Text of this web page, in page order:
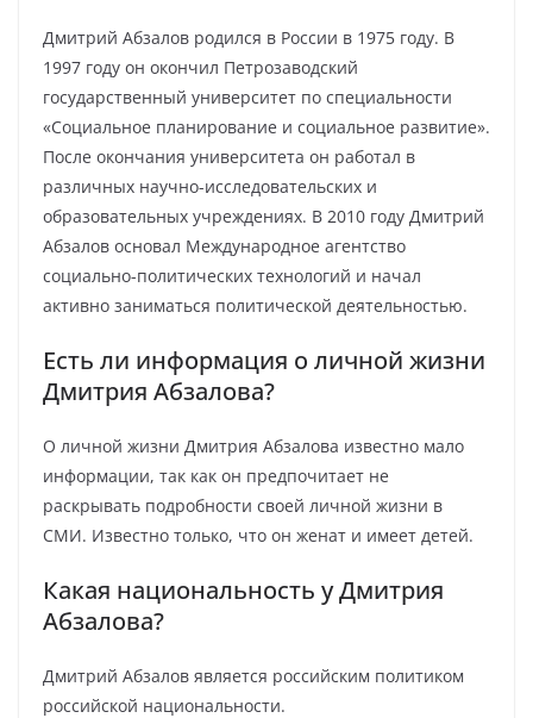
Дмитрий Абзалов родился в России в 1975 году. В
1997 году он окончил Петрозаводский
государственный университет по специальности
«Социальное планирование и социальное развитие».
После окончания университета он работал в
различных научно-исследовательских и
образовательных учреждениях. В 2010 году Дмитрий
Абзалов основал Международное агентство
социально-политических технологий и начал
активно заниматься политической деятельностью.
Есть ли информация о личной жизни
Дмитрия Абзалова?
О личной жизни Дмитрия Абзалова известно мало
информации, так как он предпочитает не
раскрывать подробности своей личной жизни в
СМИ. Известно только, что он женат и имеет детей.
Какая национальность у Дмитрия
Абзалова?
Дмитрий Абзалов является российским политиком
российской национальности.